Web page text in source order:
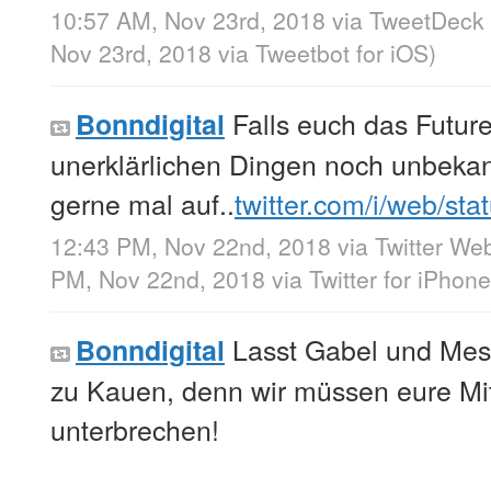
10:57 AM, Nov 23rd, 2018 via TweetDeck
Nov 23rd, 2018 via Tweetbot for iΟS)
Bonndigital Falls euch das
unerklärlichen Dingen noch
gerne mal auf..twitter.com/i/web/
12:43 PM, Nov 22nd, 2018 via Twitter
PM, Nov 22nd, 2018 via Twitter for iPhone
Bonndigital Lasst Gabel und
zu Kauen, denn wir müssen eure
unterbrechen!